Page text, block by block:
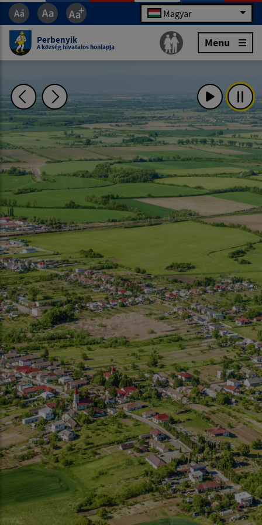
Magyar
Perbenyik
A község hivatalos honlapja Menu